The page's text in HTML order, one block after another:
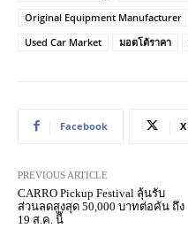
Original Equipment Manufacturer
Used Car Market
มอตโต้ราคา
Facebook X
PREVIOUS ARTICLE
CARRO Pickup Festival ลุ้นรับ
ส่วนลดสูงสุด 50,000 บาทต่อคัน ถึง
19 ส.ค. นี้